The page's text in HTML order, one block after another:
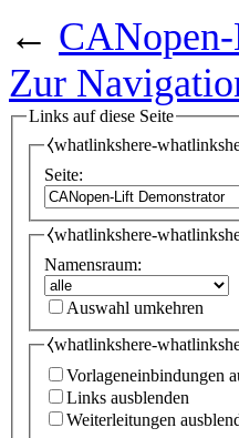
←
Zur
Links auf diese Seite
⧼whatlinkshere-
Seite:
⧼whatlinkshere-
Namensraum:
Auswahl umkehren
⧼whatlinkshere-
Vorlageneinbindungen
Links ausblenden
Weiterleitungen